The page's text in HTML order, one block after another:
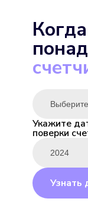
Укажите
поверки
Узнать